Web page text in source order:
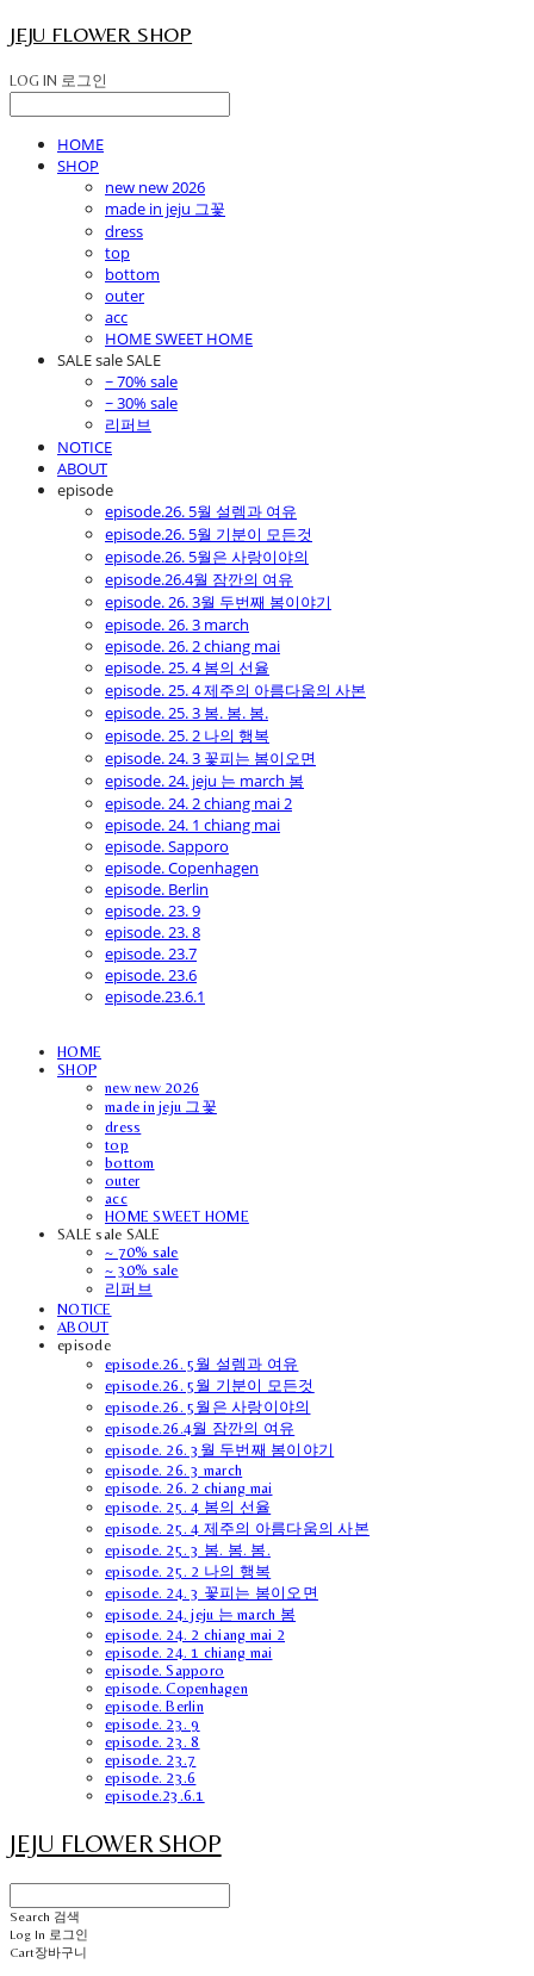
JEJU FLOWER SHOP
LOG IN 로그인
HOME
SHOP
new new 2026
made in jeju 그꽃
dress
top
bottom
outer
acc
HOME SWEET HOME
SALE sale SALE
~ 70% sale
~ 30% sale
리퍼브
NOTICE
ABOUT
episode
episode.26. 5월 설렘과 여유
episode.26. 5월 기분이 모든것
episode.26. 5월은 사랑이야의
episode.26.4월 잠깐의 여유
episode. 26. 3월 두번째 봄이야기
episode. 26. 3 march
episode. 26. 2 chiang mai
episode. 25. 4 봄의 선율
episode. 25. 4 제주의 아름다움의 사본
episode. 25. 3 봄. 봄. 봄.
episode. 25. 2 나의 행복
episode. 24. 3 꽃피는 봄이오면
episode. 24. jeju 는 march 봄
episode. 24. 2 chiang mai 2
episode. 24. 1 chiang mai
episode. Sapporo
episode. Copenhagen
episode. Berlin
episode. 23. 9
episode. 23. 8
episode. 23.7
episode. 23.6
episode.23.6.1
HOME
SHOP
new new 2026
made in jeju 그꽃
dress
top
bottom
outer
acc
HOME SWEET HOME
SALE sale SALE
~ 70% sale
~ 30% sale
리퍼브
NOTICE
ABOUT
episode
episode.26. 5월 설렘과 여유
episode.26. 5월 기분이 모든것
episode.26. 5월은 사랑이야의
episode.26.4월 잠깐의 여유
episode. 26. 3월 두번째 봄이야기
episode. 26. 3 march
episode. 26. 2 chiang mai
episode. 25. 4 봄의 선율
episode. 25. 4 제주의 아름다움의 사본
episode. 25. 3 봄. 봄. 봄.
episode. 25. 2 나의 행복
episode. 24. 3 꽃피는 봄이오면
episode. 24. jeju 는 march 봄
episode. 24. 2 chiang mai 2
episode. 24. 1 chiang mai
episode. Sapporo
episode. Copenhagen
episode. Berlin
episode. 23. 9
episode. 23. 8
episode. 23.7
episode. 23.6
episode.23.6.1
JEJU FLOWER SHOP
Search 검색
Log In 로그인
Cart장바구니